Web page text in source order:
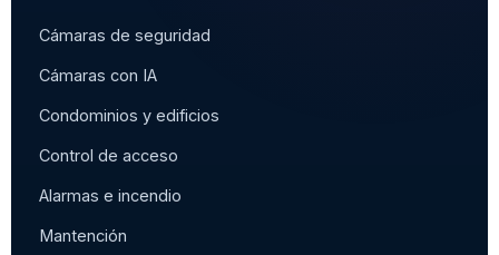
Cámaras de seguridad
Cámaras con IA
Condominios y edificios
Control de acceso
Alarmas e incendio
Mantención